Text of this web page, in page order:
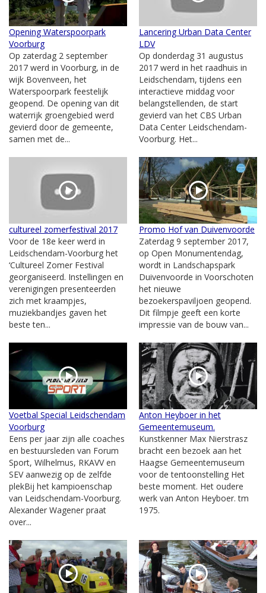
Opening Waterspoorpark
Voorburg
Op zaterdag 2 september
2017 werd in Voorburg, in de
wijk Bovenveen, het
Waterspoorpark feestelijk
geopend. De opening van dit
waterrijk groengebied werd
gevierd door de gemeente,
samen met de...
Lancering Urban Data Center
LDV
Op donderdag 31 augustus
2017 werd in het raadhuis in
Leidschendam, tijdens een
interactieve middag voor
belangstellenden, de start
gevierd van het CBS Urban
Data Center Leidschendam-
Voorburg. Het...
cultureel zomerfestival 2017
Voor de 18e keer werd in
Leidschendam-Voorburg het
‘Cultureel Zomer Festival
georganiseerd. Instellingen en
verenigingen presenteerden
zich met kraampjes,
muziekbandjes gaven het
beste ten...
Promo Hof van Duivenvoorde
Zaterdag 9 september 2017,
op Open Monumentendag,
wordt in Landschapspark
Duivenvoorde in Voorschoten
het nieuwe
bezoekerspaviljoen geopend.
Dit filmpje geeft een korte
impressie van de bouw van...
Voetbal Special Leidschendam
Voorburg
Eens per jaar zijn alle coaches
en bestuursleden van Forum
Sport, Wilhelmus, RKAVV en
SEV aanwezig op de zelfde
plekBij het kampioenschap
van Leidschendam-Voorburg.
Alexander Wagener praat
over...
Anton Heyboer in het
Gemeentemuseum.
Kunstkenner Max Nierstrasz
bracht een bezoek aan het
Haagse Gemeentemuseum
voor de tentoonstelling Het
beste moment. Het oudere
werk van Anton Heyboer. tm
1975.